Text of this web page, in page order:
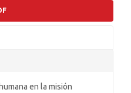
en la misión